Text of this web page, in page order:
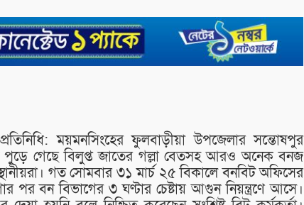
ময়মনসিংহের ফুলবাড়ীয়া উপজেলার সন্তোষপুর
পুড়ে গেছে বিলুপ্ত জাতের গল্লা বেতসহ আরও অনেক বনজ
গত সোমবার ৩১ মার্চ ২৫ বিকালে বনবিট অফিসের
পর বন বিভাগের ৩ ঘণ্টার চেষ্টায় আগুন নিয়ন্ত্রণে আসে।